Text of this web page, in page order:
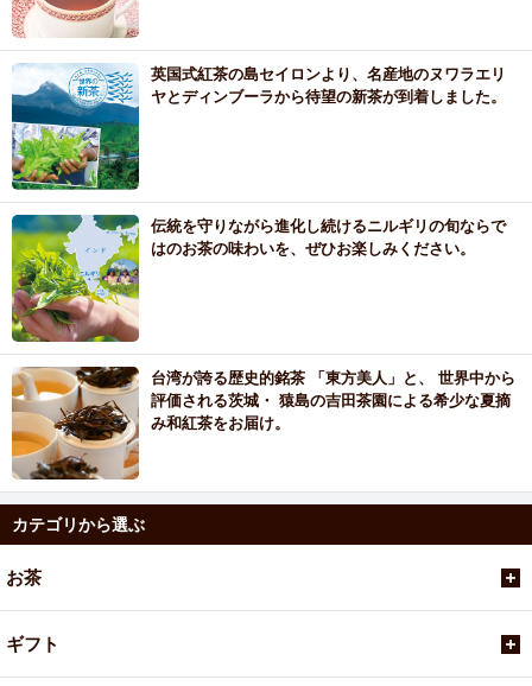
英国式紅茶の島セイロンより、名産地のヌワラエリ
ヤとディンブーラから待望の新茶が到着しました。
伝統を守りながら進化し続けるニルギリの旬ならで
はのお茶の味わいを、ぜひお楽しみください。
台湾が誇る歴史的銘茶 「東方美人」と、 世界中から
評価される茨城・ 猿島の吉田茶園による希少な夏摘
み和紅茶をお届け。
カテゴリから選ぶ
お茶
ギフト